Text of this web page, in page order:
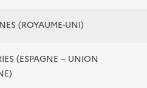
(ROYAUME-UNI)
(ESPAGNE – UNION